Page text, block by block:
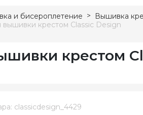
и бисероплетение Вышивка
крестом Classic Design
крестом
classicdesign_4429